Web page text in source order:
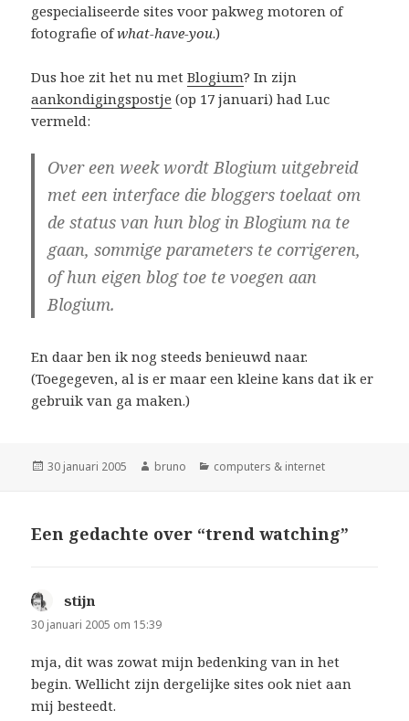
gespecialiseerde sites voor pakweg motoren of
fotografie ofwhat-have-you.)
Dus hoe zit het nu metBlogium? In zijn
aankondigingspostje (op 17 januari) had Luc
vermeld:
Over een week wordt Blogium uitgebreid
met een interface die bloggers toelaat om
de status van hun blog in Blogium na te
gaan, sommige parameters te corrigeren,
of hun eigen blog toe te voegen aan
Blogium.
En daar ben ik nog steeds benieuwd naar.
(Toegegeven, al is er maar een kleine kans dat ik er
gebruik van ga maken.)
Geplaatst
30 januari 2005 Auteur
bruno Categorieën
computers & internet
Een gedachte over “trend watching”
stijn
30 januari 2005 om 15:39
mja, dit was zowat mijn bedenking van in het
begin. Wellicht zijn dergelijke sites ook niet aan
mij besteedt.